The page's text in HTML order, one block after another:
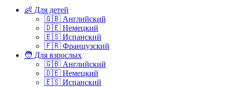
👶 Для детей
🇬🇧 Английский
🇩🇪 Немецкий
🇪🇸 Испанский
🇫🇷 Французский
🧑 Для взрослых
🇬🇧 Английский
🇩🇪 Немецкий
🇪🇸 Испанский